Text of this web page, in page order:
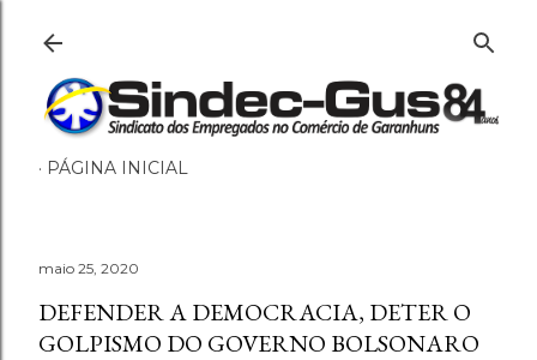
PÁGINA INICIAL
maio 25, 2020
DEFENDER A DEMOCRACIA, DETER O
GOLPISMO DO GOVERNO BOLSONARO